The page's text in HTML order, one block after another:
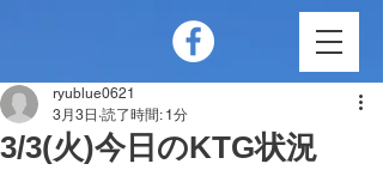
3/3(火)今日のKTG状況
ryublue0621
3月3日 読了時間: 1分